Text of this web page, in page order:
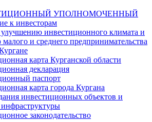
УПОЛНОМОЧЕННЫЙ
к инвесторам
инвестиционного климата и
и среднего предпринимательства
карта Курганской области
декларация
паспорт
карта города Кургана
инвестиционных объектов и
инфраструктуры
законодательство